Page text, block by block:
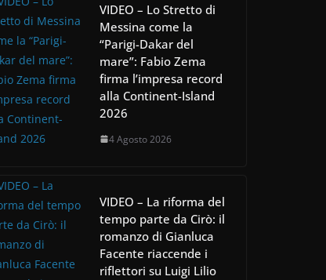
VIDEO – Lo Stretto di
Messina come la
“Parigi-Dakar del
mare”: Fabio Zema
firma l’impresa record
alla Continent-Island
2026
4 Agosto 2026
VIDEO – La riforma del
tempo parte da Cirò: il
romanzo di Gianluca
Facente riaccende i
riflettori su Luigi Lilio